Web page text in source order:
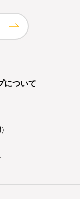
について